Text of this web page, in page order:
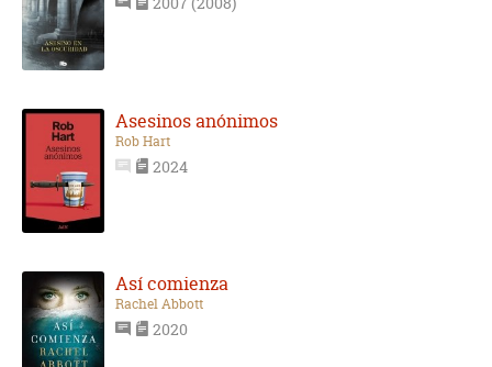
Asesinos anónimos
Rob Hart
2024
Así comienza
Rachel Abbott
2020